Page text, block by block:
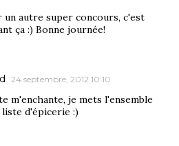
un autre super concours, c'est
ça :) Bonne journée!
24 septembre, 2012 10:10
m'enchante, je mets l'ensemble
d'épicerie :)